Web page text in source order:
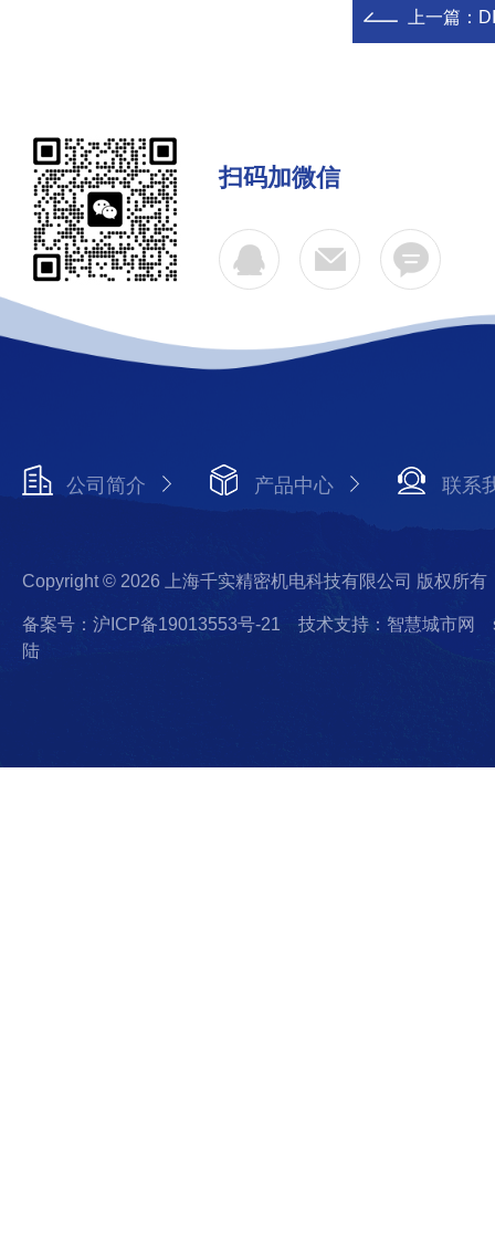
上一篇：
扫码加微信
公司简介 产品中心 联系
Copyright © 2026 上海千实精密机电科技有限公司 版权所有
备案号：沪ICP备19013553号-21 技术支持：智慧城市网
陆